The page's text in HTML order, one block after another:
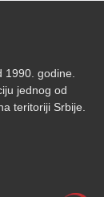
godine.
jednog od
teritoriji Srbije.